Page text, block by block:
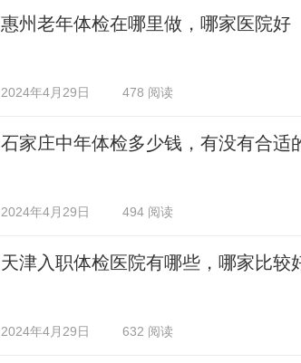
惠州老年体检在哪里做，哪家医院好
2024年4月29日 478 阅读
石家庄中年体检多少钱，有没有合适
2024年4月29日 494 阅读
天津入职体检医院有哪些，哪家比较
2024年4月29日 632 阅读